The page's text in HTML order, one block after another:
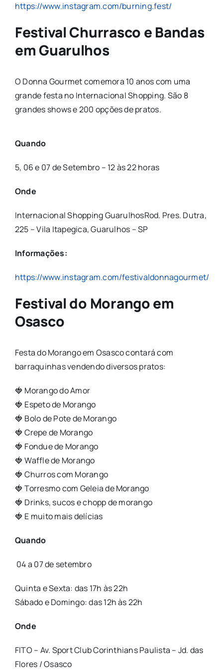
https://www.instagram.com/burning.fest/
Festival Churrasco e Bandas
em Guarulhos
O Donna Gourmet comemora 10 anos com uma
grande festa no Internacional Shopping. São 8
grandes shows e 200 opções de pratos.
Quando
5, 06 e 07 de Setembro – 12 às 22 horas
Onde
Internacional Shopping GuarulhosRod. Pres. Dutra,
225 – Vila Itapegica, Guarulhos – SP
Informações:
https://www.instagram.com/festivaldonnagourmet/
Festival do Morango em
Osasco
Festa do Morango em Osasco contará com
barraquinhas vendendo diversos pratos:
🍓 Morango do Amor
🍓 Espeto de Morango
🍓 Bolo de Pote de Morango
🍓 Crepe de Morango
🍓 Fondue de Morango
🍓 Waffle de Morango
🍓 Churros com Morango
🍓 Torresmo com Geleia de Morango
🍓 Drinks, sucos e chopp de morango
🍓 E muito mais delícias
Quando
04 a 07 de setembro
Quinta e Sexta: das 17h às 22h
Sábado e Domingo: das 12h às 22h
Onde
FITO – Av. Sport Club Corinthians Paulista – Jd. das
Flores / Osasco